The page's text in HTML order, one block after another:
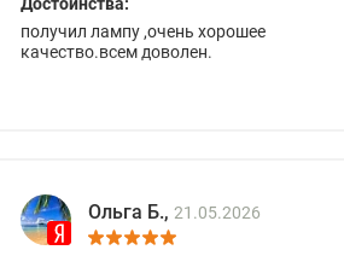
получил лампу ,очень хорошее
качество.всем доволен.
Ольга Б., 21.05.2026